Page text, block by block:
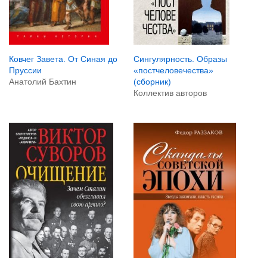
Ковчег Завета. От Синая до
Пруссии
Анатолий Бахтин
Сингулярность. Образы
«постчеловечества»
(сборник)
Коллектив авторов